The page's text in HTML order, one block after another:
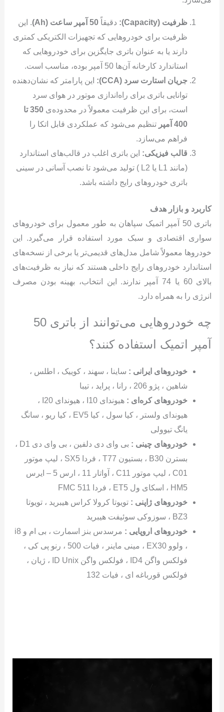
ظرفیت (Capacity): دقیقاً 50 آمپر ساعت (Ah)
. این
ظرفیت برای خودروهایی که تجهیزات الکتریکی کمتری
دارند یا به عنوان باتری جایگزین برای خودروهایی که
استاندارد کارخانه آن‌ها 50 آمپر بوده، مناسب است.
جریان استارت سرد (CCA):
این پارامتر که نشان‌دهنده
توانایی باتری برای راه‌اندازی موتور در هوای سرد
است، برای این ظرفیت معمولاً در محدوده‌ی
350 تا
400 آمپر
تنظیم می‌شود که عملکردی قابل اتکا را
فراهم می‌سازد.
قالب فیزیکی: این باتری اغلب در قالب‌های استاندارد
(مانند L1 یا L2 ) تولید می‌شود تا نصب آسانی در سینی
باتری خودروهای رایج داشته باشد.
کاربرد و بازار هدف
باتری 50 آمپر اتمیک سپاهان به طور معمول برای خودروهای
سواری اقتصادی و سبک مورد استفاده قرار می‌گیرد. این
خودروها معمولاً شامل مدل‌های قدیمی‌تر یا برخی از نسخه‌های
استاندارد خودروهای رایج داخلی هستند که نیاز به ظرفیت‌های
بالای 60 یا 74 آمپر ندارند. این انتخاب، بهینه بودن مصرف
انرژی را به همراه دارد.
چه خودروهایی می‌توانند از باتری 50
آمپر اتمیک استفاده کنند؟
خودروهای ایرانی : ساینا ، سهند ، کوییک ، اطلس ،
شاهین ، پژو 206 ، رانا ، پراید ، تیبا
خودروهای کره‌ای :
هیوندای I10 ، هیوندای I20 ،
هیوندای ولستر ، کیا سول ، کیا EV5 ، کیا ریو ، سانگ
یانگ تیوولی
خودروهای چینی :
بی وای دی دلفین ، بی وای دی D1 ،
بسترن B30 ، بستیون T77 ، فردا SX5 ، لیپ موتور
C01 ، لیپ موتور C11 ، آواتار 11 ، ارس 5 – ایرس
HM5 ، اسکای ول ET5 ، فردا FMC 511
خودروهای ژاپنی : تویوتا کرولا کراس هیبرید ، تویوتا
BZ3 ، سوزوکی سوئیفت هیبرید
خودروهای اروپایی :
مرسدس بنز اسمارت ، بی ام و i8
، ولوو EX30 ، مینی ماینر ، فیات 500 ، رنو پی کی ،
فولکس واگن ID4 ، فولکس واگن ID Unix ، ژیان ،
فولکس قورباغه ای ، فیات 132